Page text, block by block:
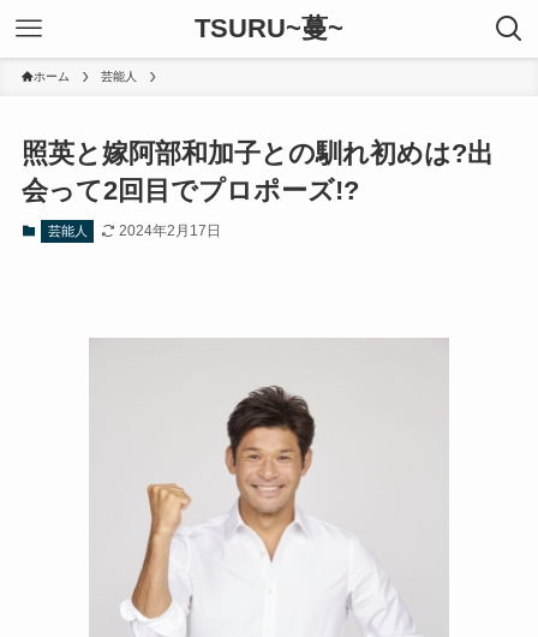
TSURU~蔓~
ホーム 芸能人
照英と嫁阿部和加子との馴れ初めは?出
会って2回目でプロポーズ!?
芸能人 2024年2月17日